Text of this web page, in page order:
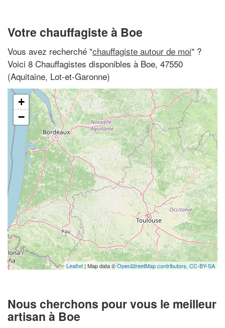
Votre chauffagiste à Boe
Vous avez recherché "chauffagiste autour de moi" ?
Voici 8 Chauffagistes disponibles à Boe, 47550
(Aquitaine, Lot-et-Garonne)
+
−
Leaflet | Map data ©OpenStreetMap contributors, CC-BY-SA
Nous cherchons pour vous le meilleur
artisan à Boe